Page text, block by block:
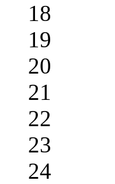
18
19
20
21
22
23
24